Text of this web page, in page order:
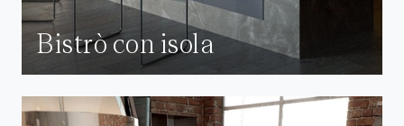
Bistrò con isola